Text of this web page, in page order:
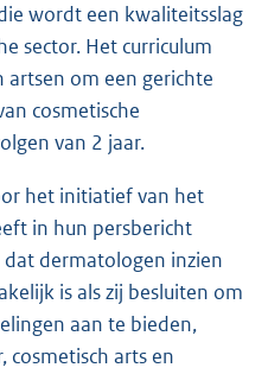
wordt een kwaliteitsslag
sector. Het curriculum
artsen om een gerichte
cosmetische
van 2 jaar.
het initiatief van het
in hun persbericht
dat dermatologen inzien
is als zij besluiten om
aan te bieden,
cosmetisch arts en